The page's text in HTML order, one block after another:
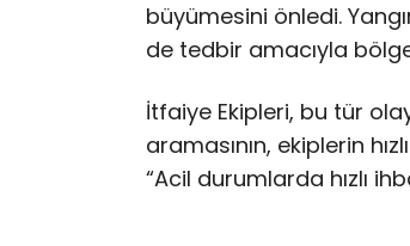
büyümesini önledi.
de tedbir amacıyla
İtfaiye Ekipleri, bu tür
aramasının, ekiplerin
“Acil durumlarda hızlı